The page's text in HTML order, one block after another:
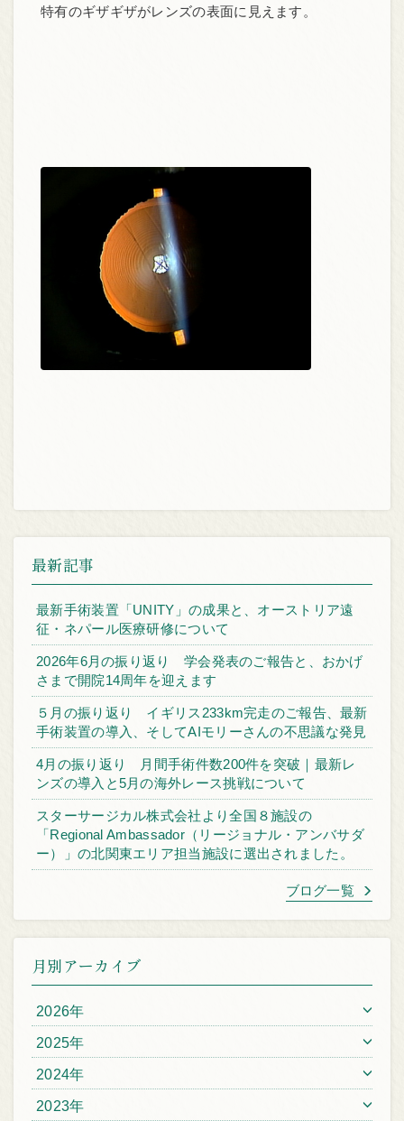
特有のギザギザがレンズの表面に見えます。
最新記事
最新手術装置「UNITY」の成果と、オーストリア遠
征・ネパール医療研修について
2026年6月の振り返り 学会発表のご報告と、おかげ
さまで開院14周年を迎えます
５月の振り返り イギリス233km完走のご報告、最新
手術装置の導入、そしてAIモリーさんの不思議な発見
4月の振り返り 月間手術件数200件を突破｜最新レ
ンズの導入と5月の海外レース挑戦について
スターサージカル株式会社より全国８施設の
「Regional Ambassador（リージョナル・アンバサダ
ー）」の北関東エリア担当施設に選出されました。
ブログ一覧
月別アーカイブ
2026年
2025年
2024年
2023年